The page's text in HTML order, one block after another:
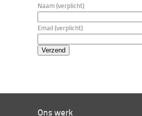
Naam (verplicht)
Email (verplicht)
Ons werk